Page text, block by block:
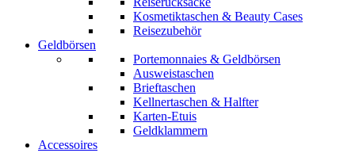
Kosmetiktaschen & Beauty Cases
Reisezubehör
Geldbörsen
Portemonnaies & Geldbörsen
Ausweistaschen
Brieftaschen
Kellnertaschen & Halfter
Karten-Etuis
Geldklammern
Accessoires